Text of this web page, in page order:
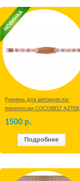
Ремень для автокресла-
переноски COCOBELT AZTEK
1500 р.
Подробнее